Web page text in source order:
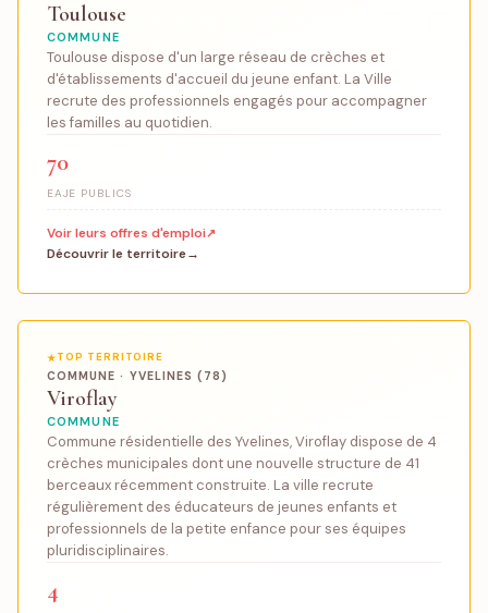
Toulouse
COMMUNE
Toulouse dispose d'un large réseau de crèches et
d'établissements d'accueil du jeune enfant. La Ville
recrute des professionnels engagés pour accompagner
les familles au quotidien.
70
EAJE PUBLICS
Voir leurs offres d'emploi
Découvrir le territoire
TOP TERRITOIRE
COMMUNE · YVELINES (78)
Viroflay
COMMUNE
Commune résidentielle des Yvelines, Viroflay dispose de 4
crèches municipales dont une nouvelle structure de 41
berceaux récemment construite. La ville recrute
régulièrement des éducateurs de jeunes enfants et
professionnels de la petite enfance pour ses équipes
pluridisciplinaires.
4